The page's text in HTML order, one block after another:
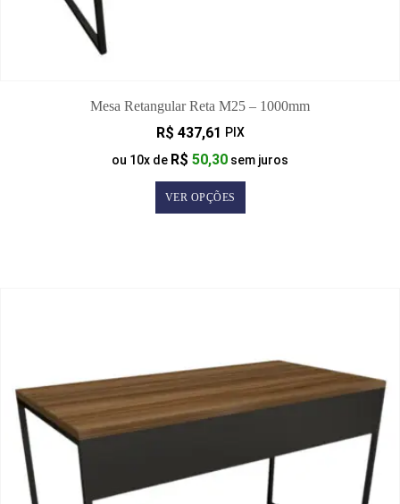
Mesa Retangular Reta M25 – 1000mm
R$ 437,61 PIX
ou 10x de R$ 50,30 sem juros
VER OPÇÕES